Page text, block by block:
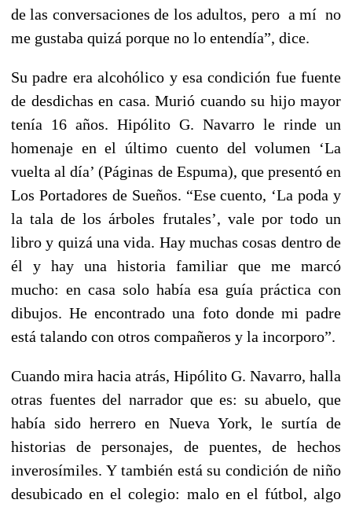
de las conversaciones de los adultos, pero a mí no
me gustaba quizá porque no lo entendía”, dice.
Su padre era alcohólico y esa condición fue fuente
de desdichas en casa. Murió cuando su hijo mayor
tenía 16 años. Hipólito G. Navarro le rinde un
homenaje en el último cuento del volumen ‘La
vuelta al día’ (Páginas de Espuma), que presentó en
Los Portadores de Sueños. “Ese cuento, ‘La poda y
la tala de los árboles frutales’, vale por todo un
libro y quizá una vida. Hay muchas cosas dentro de
él y hay una historia familiar que me marcó
mucho: en casa solo había esa guía práctica con
dibujos. He encontrado una foto donde mi padre
está talando con otros compañeros y la incorporo”.
Cuando mira hacia atrás, Hipólito G. Navarro, halla
otras fuentes del narrador que es: su abuelo, que
había sido herrero en Nueva York, le surtía de
historias de personajes, de puentes, de hechos
inverosímiles. Y también está su condición de niño
desubicado en el colegio: malo en el fútbol, algo